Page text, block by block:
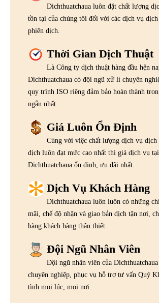
Dichthuatchaua luôn đặt chất lượng
tồn tại của chúng tôi đối với các dịch vụ
phiên dịch.
Thời Gian Dịch Thuật
Là Công ty dịch thuật hàng đầu hện
Dichthuatchaua có đội ngũ xử lí chuyên
quy trình ISO riêng đảm bảo hoàn thành
ngắn nhất.
Giá Luôn Ổn Định
Cùng với việc chất lượng dịch vụ dịch
dịch luôn đạt mức cao nhất thì giá dịch vụ tại
Dichthuatchaua ổn định, ưu đãi nhất.
Dịch Vụ Khách Hàng
Dichthuatchaua luôn luôn có những
mãi, chế độ nhận và giao bản dịch tận nơi,
hàng khách hàng thân thiết.
Đội Ngũ Nhân Viên
Đội ngũ nhân viên của
chuyên nghiệp, phục vụ hỗ trợ tư vấn Quý
tình mọi lúc, mọi nơi.